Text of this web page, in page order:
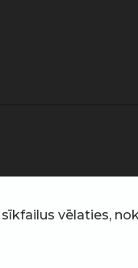
vēlaties,